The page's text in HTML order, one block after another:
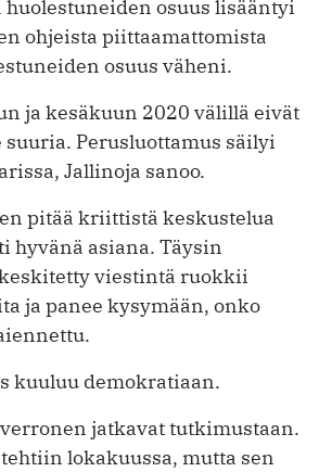
osuus lisääntyi
ohjeista piittaamattomista
osuus väheni.
ja kesäkuun 2020 välillä eivät
Perusluottamus säilyi
Jallinoja sanoo.
pitää kriittistä keskustelua
hyvänä asiana. Täysin
viestintä ruokkii
ja panee kysymään, onko
kuuluu demokratiaan.
jatkavat tutkimustaan.
lokakuussa, mutta sen